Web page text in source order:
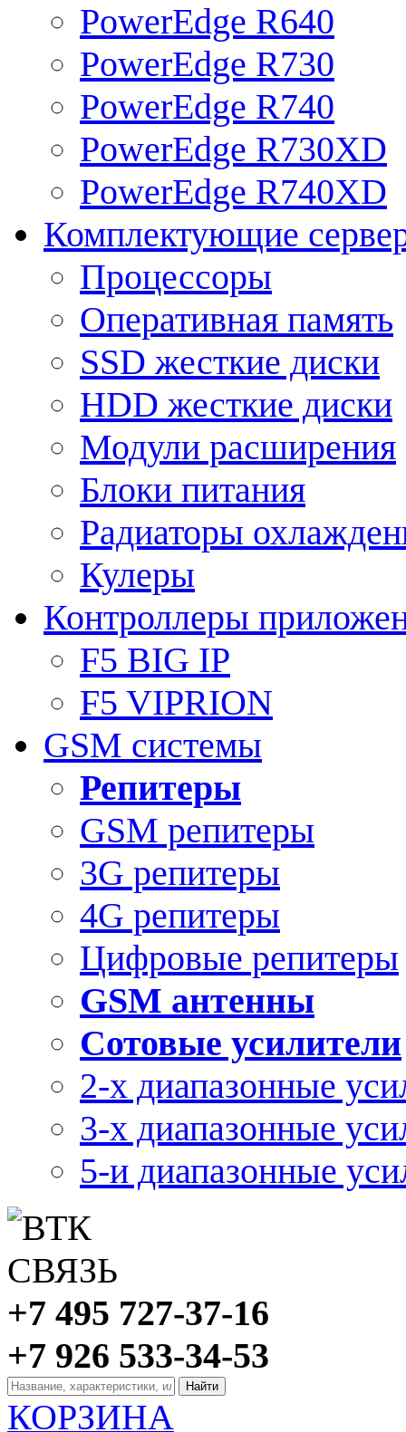
PowerEdge R640
PowerEdge R730
PowerEdge R740
PowerEdge R730XD
PowerEdge R740XD
Комплектующие
Процессоры
Оперативная память
SSD жесткие диски
HDD жесткие диски
Модули расширения
Блоки питания
Радиаторы
Кулеры
Контроллеры
F5 BIG IP
F5 VIPRION
GSM системы
Репитеры
GSM репитеры
3G репитеры
4G репитеры
Цифровые репитеры
GSM антенны
Сотовые усилители
2-х диапазонные
3-х диапазонные
5-и диапазонные
+7 495 727-37-16
+7 926 533-34-53
КОРЗИНА